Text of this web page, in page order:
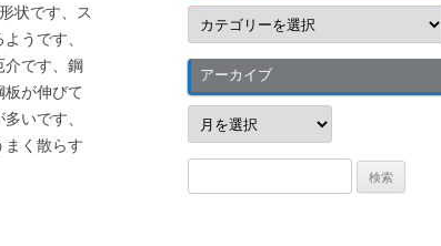
状です、ス
うです、
介です、鋼
が伸びて
いです、
く散らす
ブ
ロ
グ
カ
テ
ゴ
リ
アーカイブ
ア
ー
カ
イ
索